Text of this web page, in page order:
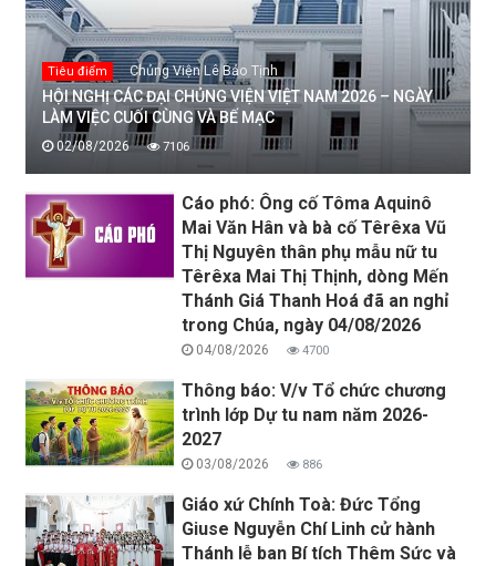
Tiêu điểm Chủng Viện Lê Bảo Tịnh
HỘI NGHỊ CÁC ĐẠI CHỦNG VIỆN VIỆT NAM 2026 – NGÀY
LÀM VIỆC CUỐI CÙNG VÀ BẾ MẠC
02/08/2026 7106
Cáo phó: Ông cố Tôma Aquinô
Mai Văn Hân và bà cố Têrêxa Vũ
Thị Nguyên thân phụ mẫu nữ tu
Têrêxa Mai Thị Thịnh, dòng Mến
Thánh Giá Thanh Hoá đã an nghỉ
trong Chúa, ngày 04/08/2026
04/08/2026 4700
Thông báo: V/v Tổ chức chương
trình lớp Dự tu nam năm 2026-
2027
03/08/2026 886
Giáo xứ Chính Toà: Đức Tổng
Giuse Nguyễn Chí Linh cử hành
Thánh lễ ban Bí tích Thêm Sức và